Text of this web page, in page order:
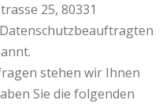
25, 80331
stehen wir Ihnen
Sie die folgenden